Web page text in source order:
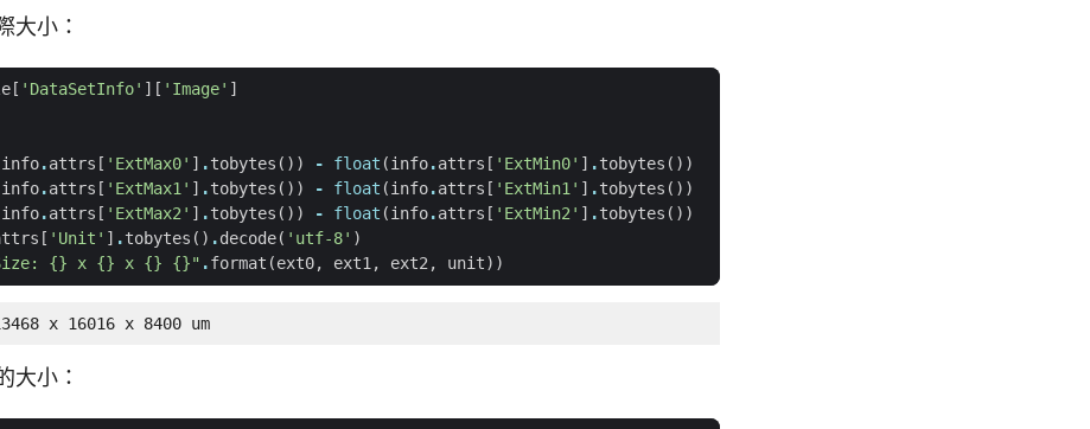
大小：
[ 'DataSetInfo' ][ 'Image' ]
info.attrs [ 'ExtMax0' ] .tobytes ()) - float (info.attrs [ 'ExtMin0' ] .tobytes ())
info.attrs [ 'ExtMax1' ] .tobytes ()) - float (info.attrs [ 'ExtMin1' ] .tobytes ())
info.attrs [ 'ExtMax2' ] .tobytes ()) - float (info.attrs [ 'ExtMin2' ] .tobytes ())
[ 'Unit' ] .tobytes () .decode( 'utf-8' )
{} x {} x {} {}" .format (ext0, ext1, ext2, unit))
x 16016 x 8400 um
大小：